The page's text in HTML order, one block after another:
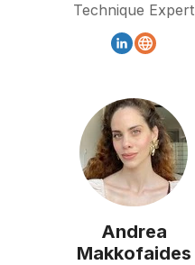
Technique Expert
Andrea
Makkofaides